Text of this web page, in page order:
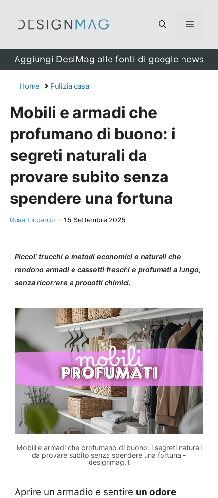
Menu
Aggiungi DesiMag alle fonti di google news
Home Pulizia casa
Mobili e armadi che
profumano di buono: i
segreti naturali da
provare subito senza
spendere una fortuna
Rosa Liccardo - 15 Settembre 2025
Piccoli trucchi e metodi economici e naturali che
rendono armadi e cassetti freschi e profumati a lungo,
senza ricorrere a prodotti chimici.
Mobili e armadi che profumano di buono: i segreti naturali
da provare subito senza spendere una fortuna -
designmag.it
Aprire un armadio e sentire un odore